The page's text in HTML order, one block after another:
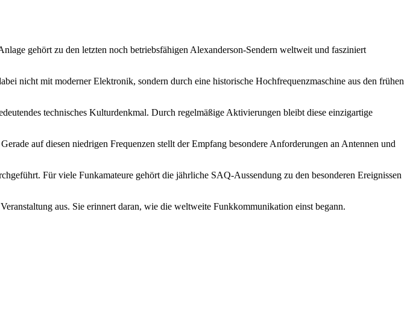
gehört zu den letzten noch betriebsfähigen Alexanderson-Sendern weltweit und fasziniert
nicht mit moderner Elektronik, sondern durch eine historische Hochfrequenzmaschine aus den frühen
technisches Kulturdenkmal. Durch regelmäßige Aktivierungen bleibt diese einzigartige
auf diesen niedrigen Frequenzen stellt der Empfang besondere Anforderungen an Antennen und
Für viele Funkamateure gehört die jährliche SAQ-Aussendung zu den besonderen Ereignissen
aus. Sie erinnert daran, wie die weltweite Funkkommunikation einst begann.